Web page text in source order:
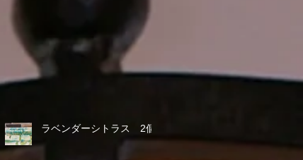
ラベンダーシトラス 2個